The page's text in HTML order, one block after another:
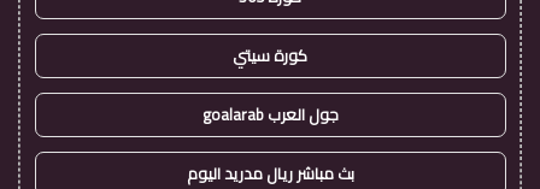
كورة سيتي
جول العرب goalarab
بث مباشر ريال مدريد اليوم